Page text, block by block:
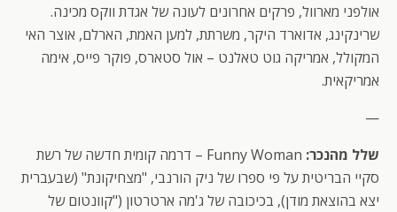
אולפני מארוול, פרקים אחרונים לעונה של אגדת ווקס מכינה.
שרינקינג, אדוארד היקר, משרתת, למען האמת, הארלם, אוצר האי
המקולל, אמריקה גוט טאלנט – אול סטארס, פוקר פייס, אימה
אמריקאית.
—
שלל מהנכר:
Funny Woman – דרמה קומית חדשה של רשת
סקיי הבריטית על פי ספרו של ניק הורנבי, "מצחיקונת" (שבעברית
יצא בהוצאת מודן), בכיכובה של ג'מה ארטרטון ("קוונטום של